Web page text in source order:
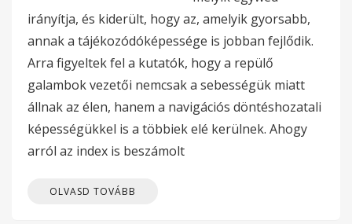
irányítja, és kiderült, hogy az, amelyik gyorsabb,
annak a tájékozódóképessége is jobban fejlődik.
Arra figyeltek fel a kutatók, hogy a repülő
galambok vezetői nemcsak a sebességük miatt
állnak az élen, hanem a navigációs döntéshozatali
képességükkel is a többiek elé kerülnek. Ahogy
arról az index is beszámolt
OLVASD TOVÁBB